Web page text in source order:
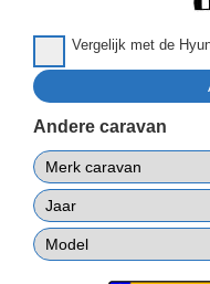
Vergelijk met de
Andere caravan